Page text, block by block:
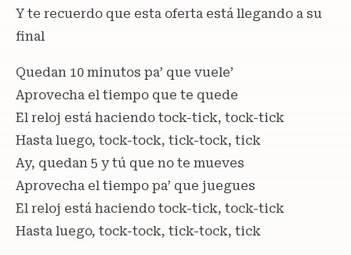
Y te recuerdo que esta oferta está llegando a su
final
Quedan 10 minutos pa’ que vuele’
Aprovecha el tiempo que te quede
El reloj está haciendo tock-tick, tock-tick
Hasta luego, tock-tock, tick-tock, tick
Ay, quedan 5 y tú que no te mueves
Aprovecha el tiempo pa’ que juegues
El reloj está haciendo tock-tick, tock-tick
Hasta luego, tock-tock, tick-tock, tick